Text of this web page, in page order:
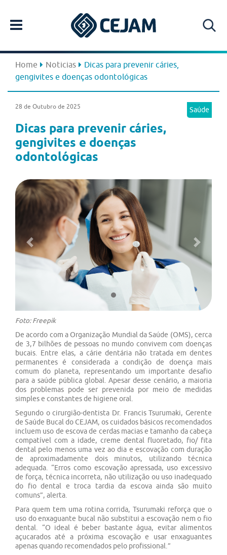
Home Noticias
Dicas para prevenir cáries,
gengivites e doenças odontológicas
Saúde
28 de Outubro de 2025
Dicas para prevenir cáries,
gengivites e doenças
odontológicas
Previous Next
Foto: Freepik
De acordo com a Organização Mundial da Saúde (OMS), cerca
de 3,7 bilhões de pessoas no mundo convivem com doenças
bucais. Entre elas, a cárie dentária não tratada em dentes
permanentes é considerada a condição de doença mais
comum do planeta, representando um importante desafio
para a saúde pública global. Apesar desse cenário, a maioria
dos problemas pode ser prevenida por meio de medidas
simples e constantes de higiene oral.
Segundo o cirurgião-dentista Dr. Francis Tsurumaki, Gerente
de Saúde Bucal do CEJAM, os cuidados básicos recomendados
incluem uso de escova de cerdas macias e tamanho da cabeça
compatível com a idade, creme dental fluoretado, fio/ fita
dental pelo menos uma vez ao dia e escovação com duração
de aproximadamente dois minutos, utilizando técnica
adequada. “Erros como escovação apressada, uso excessivo
de força, técnica incorreta, não utilização ou uso inadequado
do fio dental e troca tardia da escova ainda são muito
comuns”, alerta.
Para quem tem uma rotina corrida, Tsurumaki reforça que o
uso do enxaguante bucal não substitui a escovação nem o fio
dental. “O ideal é beber bastante água, evitar alimentos
açucarados até a próxima escovação e usar enxaguantes
apenas quando recomendados pelo profissional.”